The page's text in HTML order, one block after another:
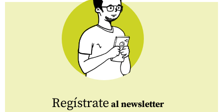
Regístrate al newsletter